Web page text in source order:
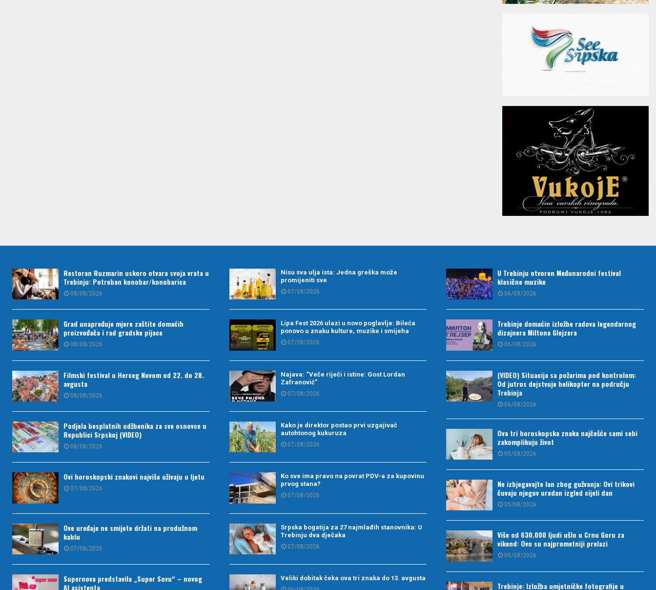
Restoran Ruzmarin uskoro otvara svoja vrata u
Trebinju: Potreban konobar/konobarica
08/08/2026
Grad unapređuje mjere zaštite domaćih
proizvođača i rad gradske pijace
08/08/2026
Filmski festival u Herceg Novom od 22. do 28.
avgusta
08/08/2026
Podjela besplatnih udžbenika za sve osnovce u
Republici Srpskoj (VIDEO)
08/08/2026
Ovi horoskopski znakovi najviše uživaju u ljetu
07/08/2026
Ove uređaje ne smijete držati na produžnom
kablu
07/08/2026
Supernova predstavila „Super Sovu“ – novog
AI asistenta
Nisu sva ulja ista: Jedna greška može
promijeniti sve
07/08/2026
Lipa Fest 2026 ulazi u novo poglavlje: Bileća
ponovo u znaku kulture, muzike i smijeha
07/08/2026
Najava: “Veče riječi i istine: Gost Lordan
Zafranović”
07/08/2026
Kako je direktor postao prvi uzgajivač
autohtonog kukuruza
07/08/2026
Ko sve ima pravo na povrat PDV-a za kupovinu
prvog stana?
07/08/2026
Srpska bogatija za 27 najmlađih stanovnika: U
Trebinju dva dječaka
07/08/2026
Veliki dobitak čeka ova tri znaka do 13. avgusta
U Trebinju otvoren Međunarodni festival
klasične muzike
06/08/2026
Trebinje domaćin izložbe radova legendarnog
dizajnera Miltona Glejzera
06/08/2026
(VIDEO) Situacija sa požarima pod kontrolom:
Od jutros dejstvuje helikopter na području
Trebinja
06/08/2026
Ova tri horoskopska znaka najčešće sami sebi
zakomplikuju život
05/08/2026
Ne izbjegavajte lan zbog gužvanja: Ovi trikovi
čuvaju njegov uredan izgled cijeli dan
05/08/2026
Više od 630.000 ljudi ušlo u Crnu Goru za
vikend: Ovo su najprometniji prelazi
05/08/2026
Trebinje: Izložba umjetničke fotografije u